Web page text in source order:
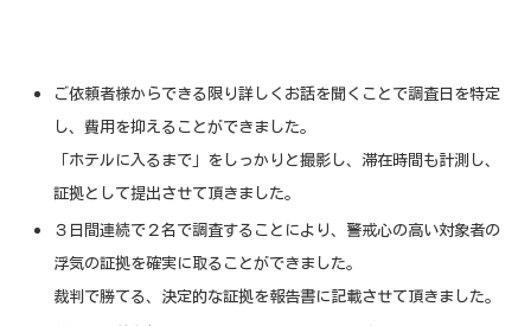
ご依頼者様からできる限り詳しくお話を聞くことで調査日を特定
し、費用を抑えることができました。
「ホテルに入るまで」をしっかりと撮影し、滞在時間も計測し、
証拠として提出させて頂きました。
３日間連続で２名で調査することにより、警戒心の高い対象者の
浮気の証拠を確実に取ることができました。
裁判で勝てる、決定的な証拠を報告書に記載させて頂きました。